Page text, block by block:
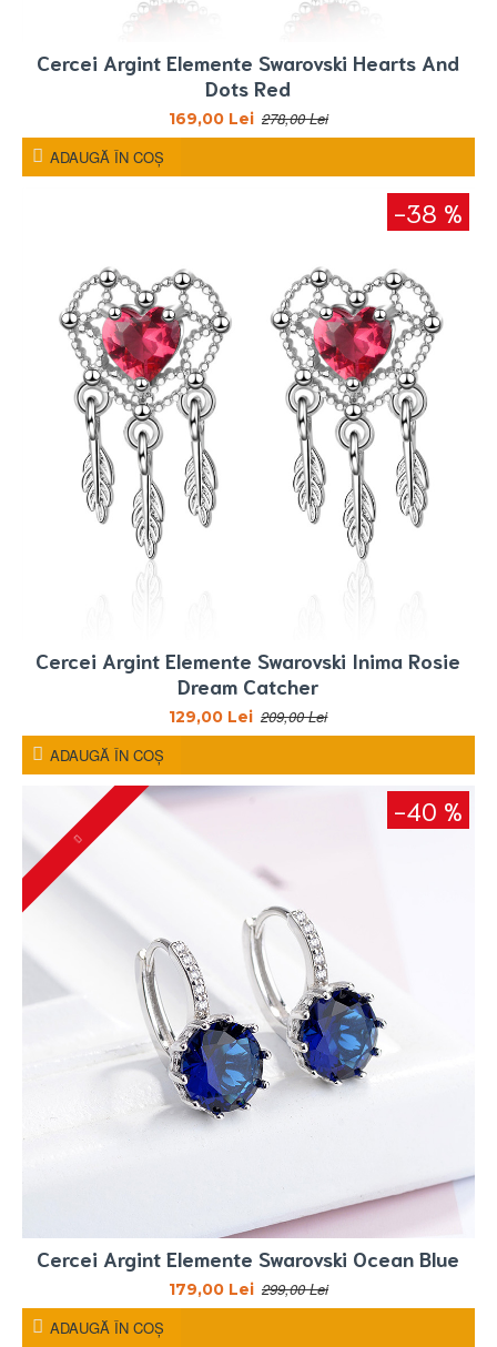
Cercei Argint Elemente Swarovski Hearts And
Dots Red
169,00 Lei 278,00 Lei
ADAUGĂ ÎN COŞ
-38 %
Cercei Argint Elemente Swarovski Inima Rosie
Dream Catcher
129,00 Lei 209,00 Lei
ADAUGĂ ÎN COŞ
-40 %
Cercei Argint Elemente Swarovski Ocean Blue
179,00 Lei 299,00 Lei
ADAUGĂ ÎN COŞ